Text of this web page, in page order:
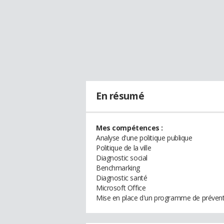
En résumé
Mes compétences :
Analyse d'une politique publique
Politique de la ville
Diagnostic social
Benchmarking
Diagnostic santé
Microsoft Office
Mise en place d'un programme de